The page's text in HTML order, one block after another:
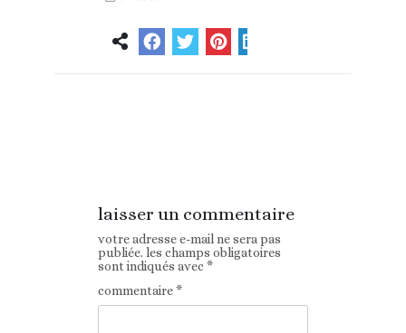
laisser un commentaire
votre adresse e-mail ne sera pas
publiée. les champs obligatoires
sont indiqués avec*
commentaire*